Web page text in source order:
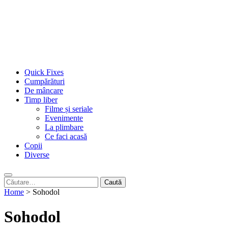
Quick Fixes
Cumpărături
De mâncare
Timp liber
Filme și seriale
Evenimente
La plimbare
Ce faci acasă
Copii
Diverse
Caută
după:
Home > Sohodol
Sohodol